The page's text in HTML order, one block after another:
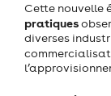
Cette nouvelle
pratiques
diverses